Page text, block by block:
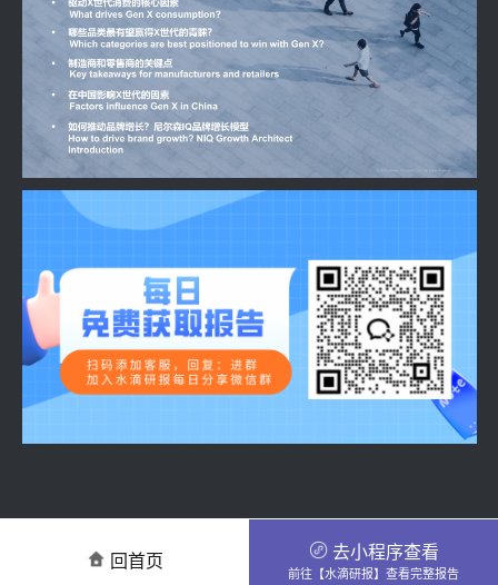
回首页 去小程序查看
前往【水滴研报】查看完整报告